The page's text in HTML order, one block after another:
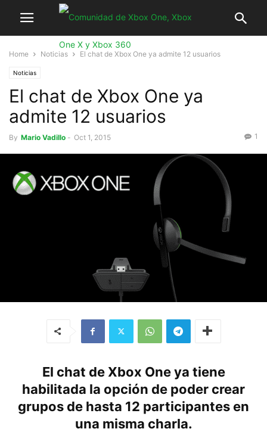
Home Noticias El chat de Xbox One ya admite 12 usuarios
Noticias
El chat de Xbox One ya
admite 12 usuarios
By Mario Vadillo - Oct 1, 2015 1
El chat de Xbox One ya tiene
habilitada la opción de poder crear
grupos de hasta 12 participantes en
una misma charla.